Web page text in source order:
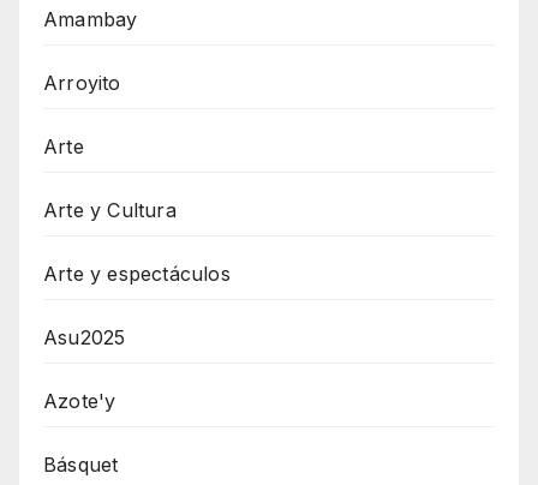
Amambay
Arroyito
Arte
Arte y Cultura
Arte y espectáculos
Asu2025
Azote'y
Básquet